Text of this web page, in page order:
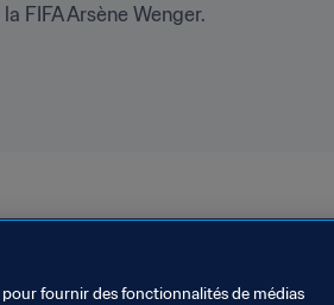
FIFA Arsène Wenger.
fournir des fonctionnalités de médias